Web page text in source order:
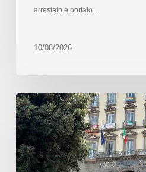
arrestato e portato…
10/08/2026